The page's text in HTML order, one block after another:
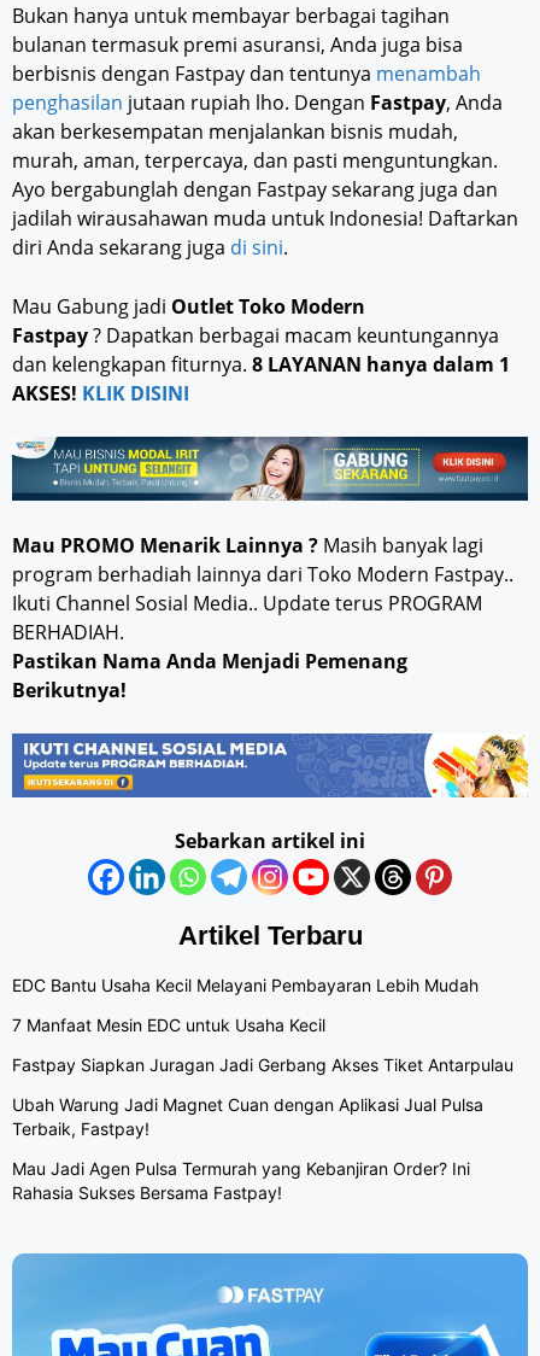
Bukan hanya untuk membayar berbagai tagihan
bulanan termasuk premi asuransi, Anda juga bisa
berbisnis dengan Fastpay dan tentunya menambah
penghasilan jutaan rupiah lho. Dengan Fastpay, Anda
akan berkesempatan menjalankan bisnis mudah,
murah, aman, terpercaya, dan pasti menguntungkan.
Ayo bergabunglah dengan Fastpay sekarang juga dan
jadilah wirausahawan muda untuk Indonesia! Daftarkan
diri Anda sekarang juga di sini.
Mau Gabung jadi Outlet Toko Modern
Fastpay? Dapatkan berbagai macam keuntungannya
dan kelengkapan fiturnya. 8 LAYANAN hanya dalam 1
AKSES! KLIK DISINI
Mau PROMO Menarik Lainnya ? Masih banyak lagi
program berhadiah lainnya dari Toko Modern Fastpay..
Ikuti Channel Sosial Media.. Update terus PROGRAM
BERHADIAH.
Pastikan Nama Anda Menjadi Pemenang
Berikutnya!
Sebarkan artikel ini
Artikel Terbaru
EDC Bantu Usaha Kecil Melayani Pembayaran Lebih Mudah
7 Manfaat Mesin EDC untuk Usaha Kecil
Fastpay Siapkan Juragan Jadi Gerbang Akses Tiket Antarpulau
Ubah Warung Jadi Magnet Cuan dengan Aplikasi Jual Pulsa
Terbaik, Fastpay!
Mau Jadi Agen Pulsa Termurah yang Kebanjiran Order? Ini
Rahasia Sukses Bersama Fastpay!